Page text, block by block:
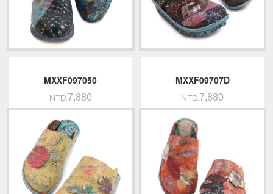
MXXF097050
NTD.7,880
MXXF09707D
NTD.7,880